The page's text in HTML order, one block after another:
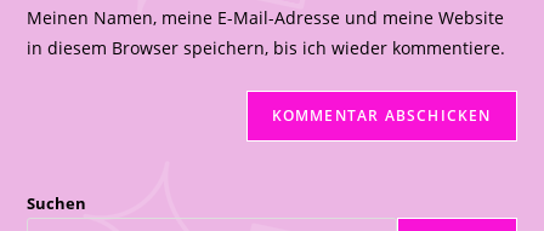
Meinen Namen, meine E-Mail-Adresse und meine Website
in diesem Browser speichern, bis ich wieder kommentiere.
Suchen